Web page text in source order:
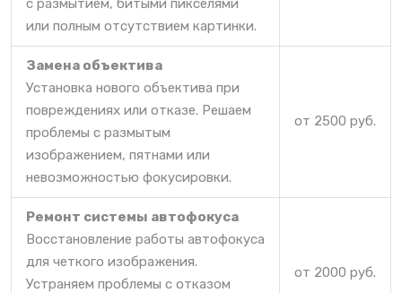
или полным отсутствием картинки.
Замена объектива
Установка нового объектива при
повреждениях или отказе. Решаем
проблемы с размытым
изображением, пятнами или
невозможностью фокусировки.
от 2500 руб.
Ремонт системы автофокуса
Восстановление работы автофокуса
для четкого изображения.
Устраняем проблемы с отказом
от 2000 руб.